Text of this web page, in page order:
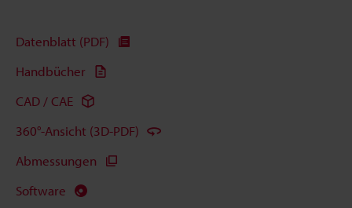
Datenblatt (PDF)
Handbücher
CAD / CAE
360°-Ansicht (3D-PDF)
Abmessungen
Software